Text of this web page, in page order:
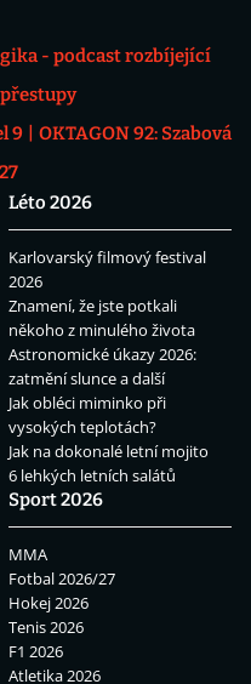
- podcast rozbíjející
9
OKTAGON 92: Szabová
Léto 2026
Karlovarský filmový festival
2026
Znamení, že jste potkali
někoho z minulého života
Astronomické úkazy 2026:
zatmění slunce a další
Jak obléci miminko při
vysokých teplotách?
Jak na dokonalé letní mojito
6 lehkých letních salátů
Sport 2026
MMA
Fotbal 2026/27
Hokej 2026
Tenis 2026
F1 2026
Atletika 2026